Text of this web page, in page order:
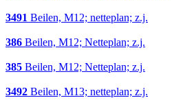
3491 Beilen, M12; netteplan; z.j.
386 Beilen, M12; Netteplan; z.j.
385 Beilen, M12; Netteplan; z.j.
3492 Beilen, M13; netteplan; z.j.